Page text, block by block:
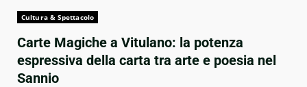
Cultura & Spettacolo
Carte Magiche a Vitulano: la potenza
espressiva della carta tra arte e poesia nel
Sannio